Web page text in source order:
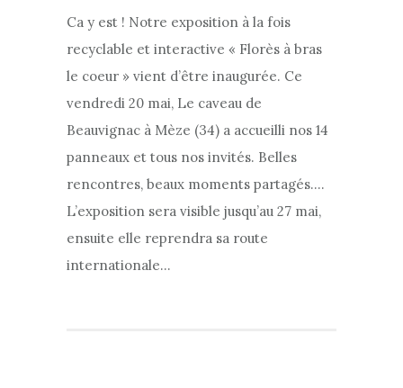
Ca y est ! Notre exposition à la fois
recyclable et interactive « Florès à bras
le coeur » vient d’être inaugurée. Ce
vendredi 20 mai, Le caveau de
Beauvignac à Mèze (34) a accueilli nos 14
panneaux et tous nos invités. Belles
rencontres, beaux moments partagés….
L’exposition sera visible jusqu’au 27 mai,
ensuite elle reprendra sa route
internationale…